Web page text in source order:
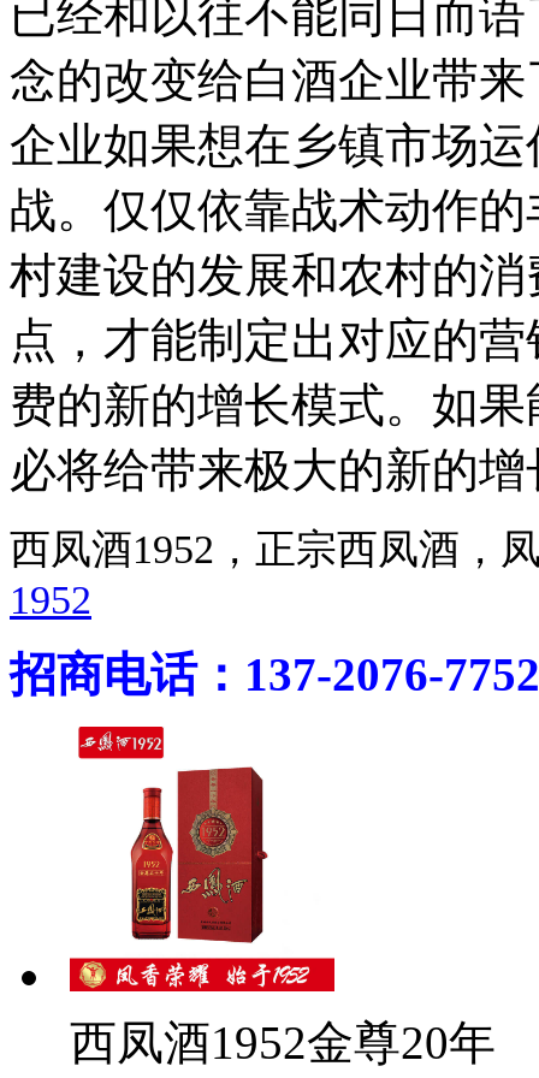
已经和以往不能同日而
念的改变给白酒企业带
企业如果想在乡镇市场
战。仅仅依靠战术动作
村建设的发展和农村的
点，才能制定出对应的
费的新的增长模式。如
必将给带来极大的新的
西凤酒1952，正宗西凤酒
1952
招商电话：137-2076-7752
西凤酒1952金尊20年